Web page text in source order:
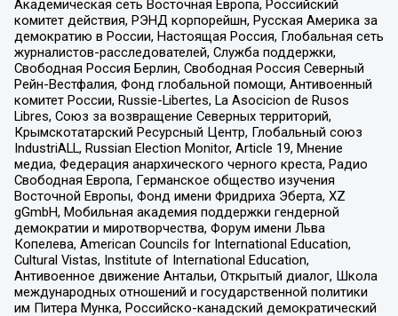
Академическая сеть Восточная Европа, Российский
комитет действия, РЭНД корпорейшн, Русская Америка за
демократию в России, Настоящая Россия, Глобальная сеть
журналистов-расследователей, Служба поддержки,
Свободная Россия Берлин, Свободная Россия Северный
Рейн-Вестфалия, Фонд глобальной помощи, Антивоенный
комитет России, Russie-Libertes, La Asocicion de Rusos
Libres, Союз за возвращение Северных территорий,
Крымскотатарский Ресурсный Центр, Глобальный союз
IndustriALL, Russian Election Monitor, Article 19, Мнение
медиа, Федерация анархического черного креста, Радио
Свободная Европа, Германское общество изучения
Восточной Европы, Фонд имени Фридриха Эберта, XZ
gGmbH, Мобильная академия поддержки гендерной
демократии и миротворчества, Форум имени Льва
Копелева, American Councils for International Education,
Cultural Vistas, Institute of International Education,
Антивоенное движение Антальи, Открытый диалог, Школа
международных отношений и государственной политики
им Питера Мунка, Российско-канадский демократический